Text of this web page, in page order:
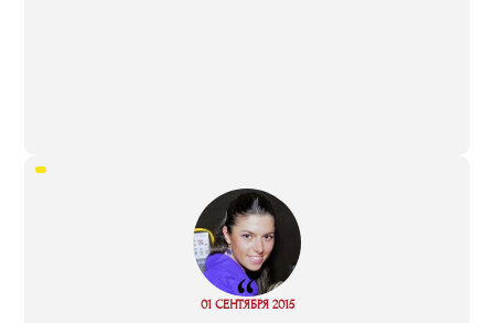
“
01 СЕНТЯБРЯ 2015